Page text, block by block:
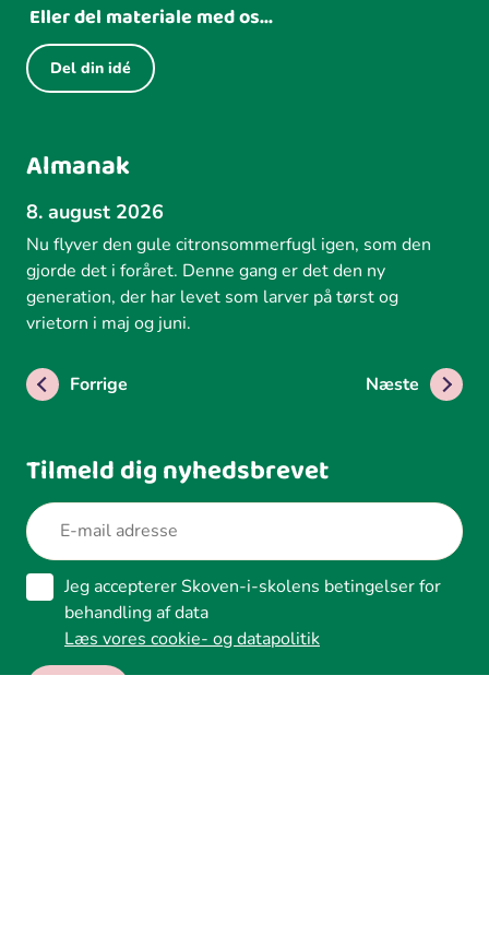
Eller del materiale med os...
Del din idé
Almanak
8. august 2026
Nu flyver den gule citronsommerfugl igen, som den
gjorde det i foråret. Denne gang er det den ny
generation, der har levet som larver på tørst og
vrietorn i maj og juni.
Forrige Næste
Tilmeld dig nyhedsbrevet
Jeg accepterer Skoven-i-skolens betingelser for
behandling af data
Læs vores cookie- og datapolitik